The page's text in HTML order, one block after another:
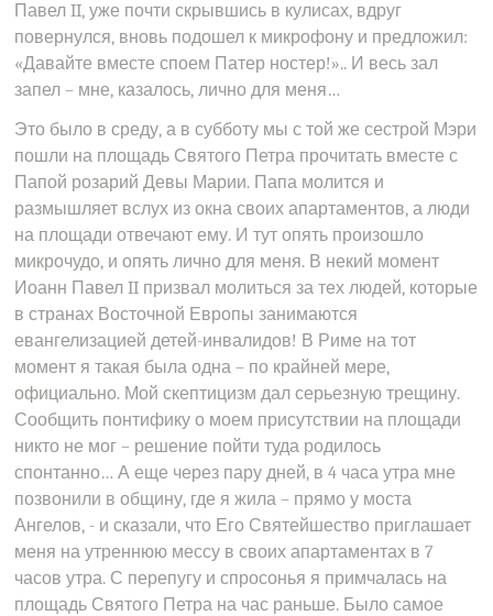
Павел II, уже почти скрывшись в кулисах, вдруг
повернулся, вновь подошел к микрофону и предложил:
«Давайте вместе споем Патер ностер!».. И весь зал
запел – мне, казалось, лично для меня…
Это было в среду, а в субботу мы с той же сестрой Мэри
пошли на площадь Святого Петра прочитать вместе с
Папой розарий Девы Марии. Папа молится и
размышляет вслух из окна своих апартаментов, а люди
на площади отвечают ему. И тут опять произошло
микрочудо, и опять лично для меня. В некий момент
Иоанн Павел II призвал молиться за тех людей, которые
в странах Восточной Европы занимаются
евангелизацией детей-инвалидов! В Риме на тот
момент я такая была одна – по крайней мере,
официально. Мой скептицизм дал серьезную трещину.
Сообщить понтифику о моем присутствии на площади
никто не мог – решение пойти туда родилось
спонтанно… А еще через пару дней, в 4 часа утра мне
позвонили в общину, где я жила – прямо у моста
Ангелов, - и сказали, что Его Святейшество приглашает
меня на утреннюю мессу в своих апартаментах в 7
часов утра. С перепугу и спросонья я примчалась на
площадь Святого Петра на час раньше. Было самое